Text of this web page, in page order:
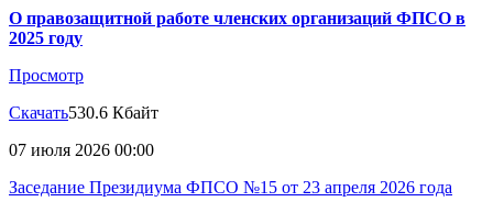
О правозащитной работе членских организаций ФПСО в
2025 году
Просмотр
Скачать530.6 Кбайт
07 июля 2026 00:00
Заседание Президиума ФПСО №15 от 23 апреля 2026 года